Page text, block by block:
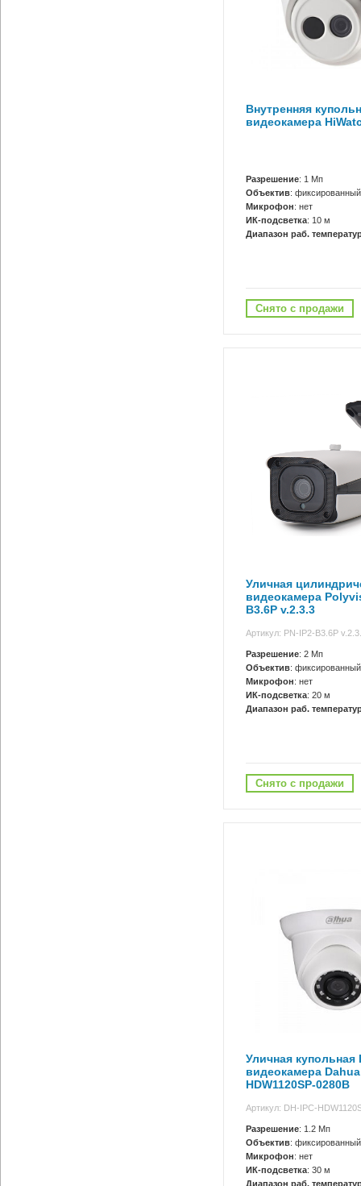
Внутренняя
видеокамера
Разрешение: 1 Мп
Объектив: фиксированный
Микрофон: нет
ИК-подсветка: 10 м
Диапазон раб.
Снято с продажи
Уличная
видеокамера
B3.6P v.2.3.3
Артикул: PN-IP2-B3.6P
Разрешение: 2 Мп
Объектив: фиксированный
Микрофон: нет
ИК-подсветка: 20 м
Диапазон раб.
Снято с продажи
Уличная купольная
видеокамера Dahua
HDW1120SP-0280B
Артикул: DH-IPC-
Разрешение: 1.2 Мп
Объектив: фиксированный
Микрофон: нет
ИК-подсветка: 30 м
Диапазон раб.